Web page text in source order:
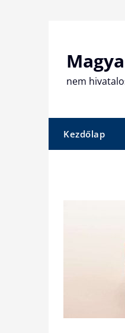
nem
Kezdőlap